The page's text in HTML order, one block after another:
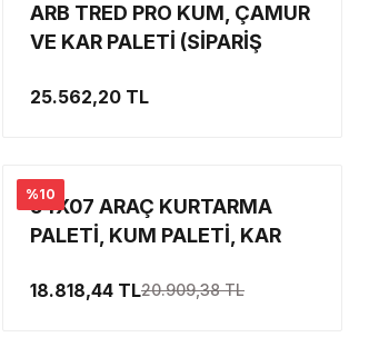
ARB TRED PRO KUM, ÇAMUR
VE KAR PALETİ (SİPARİŞ
BELİRTİNİZ)
25.562,20 TL
%10
54X07 ARAÇ KURTARMA
PALETİ, KUM PALETİ, KAR
18.818,44 TL20.909,38 TL